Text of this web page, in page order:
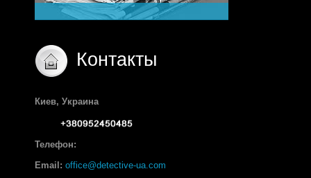
Контакты
Киев, Украина
Телефон:
Email: office@detective-ua.com